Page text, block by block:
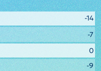
-14
-7
0
-9